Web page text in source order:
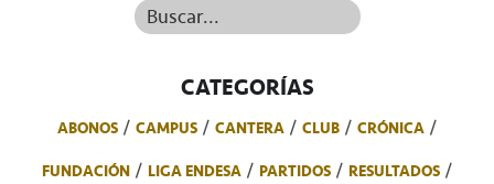
Buscar...
CATEGORÍAS
ABONOS CAMPUS CANTERA CLUB
CRÓNICA
FUNDACIÓN
LIGA ENDESA PARTIDOS
RESULTADOS